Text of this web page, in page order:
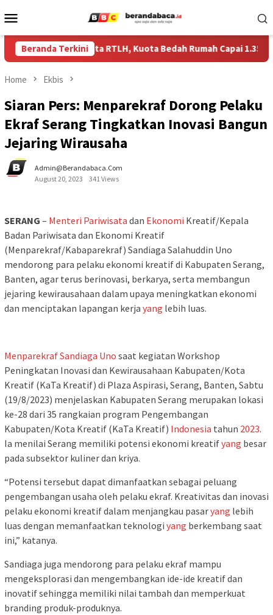
to
Menu
Beranda Terkini
Perkuat Data RTLH, Kuota Bedah Rumah Capai 1.355 Unit
Home Ekbis
Siaran Pers: Menparekraf Dorong Pelaku
Ekraf Serang Tingkatkan Inovasi Bangun
Jejaring Wirausaha
Admin@berandabaca.com
August 20, 2023
341 Views
SERANG – Menteri Pariwisata dan Ekonomi Kreatif/Kepala
Badan Pariwisata dan Ekonomi Kreatif
(Menparekraf/Kabaparekraf) Sandiaga Salahuddin Uno
mendorong para pelaku ekonomi kreatif di Kabupaten Serang,
Banten, agar terus berinovasi, berkarya, serta membangun
jejaring kewirausahaan dalam upaya meningkatkan ekonomi
dan menciptakan lapangan kerja yang lebih luas.
MenparekrafSandiaga Uno saat kegiatan Workshop
Peningkatan Inovasi dan Kewirausahaan Kabupaten/Kota
Kreatif (KaTa Kreatif) di Plaza Aspirasi, Serang, Banten, Sabtu
(19/8/2023) menjelaskan Kabupaten Serang merupakan lokasi
ke-28 dari 35 rangkaian program Pengembangan
Kabupaten/Kota Kreatif (KaTa Kreatif) Indonesia tahun 2023.
Ia menilai Serang memiliki potensi ekonomi kreatifyang besar
pada subsektor kuliner dan kriya.
“Potensi tersebut dapat dimanfaatkan sebagai peluang
pengembangan usaha oleh pelaku ekraf. Kreativitas dan inovasi
pelaku ekonomi kreatif dalam menjangkau pasaryang lebih
luas dengan memanfaatkan teknologi yang berkembang saat
ini,” katanya.
Sandiaga juga mendorong para pelaku ekraf mampu
mengeksplorasi dan mengembangkan ide-ide kreatif dan
inovatif sehingga memiliki nilai tambah dan memperkuat
branding produk-produknya.